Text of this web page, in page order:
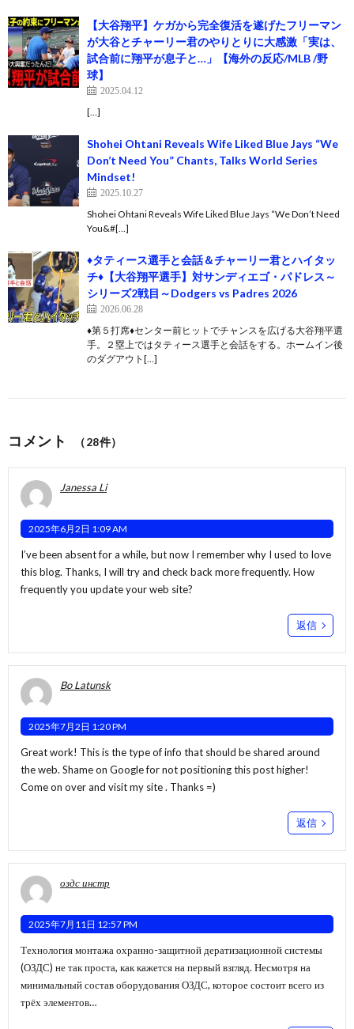
【大谷翔平】ケガから完全復活を遂げたフリーマン
が大谷とチャーリー君のやりとりに大感激「実は、
試合前に翔平が息子と…」【海外の反応/MLB /野
球】
2025.04.12
[…]
Shohei Ohtani Reveals Wife Liked Blue Jays “We
Don’t Need You” Chants, Talks World Series
Mindset!
2025.10.27
Shohei Ohtani Reveals Wife Liked Blue Jays “We Don’t Need
You&#[…]
♦タティース選手と会話＆チャーリー君とハイタッ
チ♦【大谷翔平選手】対サンディエゴ・パドレス～
シリーズ2戦目～Dodgers vs Padres 2026
2026.06.28
♦第５打席♦センター前ヒットでチャンスを広げる大谷翔平選
手。２塁上ではタティース選手と会話をする。ホームイン後
のダグアウト[…]
コメント （28件）
Janessa Li
2025年6月2日 1:09 AM
I’ve been absent for a while, but now I remember why I used to love
this blog. Thanks, I will try and check back more frequently. How
frequently you update your web site?
返信
Bo Latunsk
2025年7月2日 1:20 PM
Great work! This is the type of info that should be shared around
the web. Shame on Google for not positioning this post higher!
Come on over and visit my site . Thanks =)
返信
оздс инстр
2025年7月11日 12:57 PM
Технология монтажа охранно-защитной дератизационной системы
(ОЗДС) не так проста, как кажется на первый взгляд. Несмотря на
минимальный состав оборудования ОЗДС, которое состоит всего из
трёх элементов…